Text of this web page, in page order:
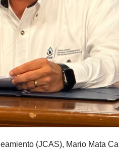
(JCAS), Mario Mata